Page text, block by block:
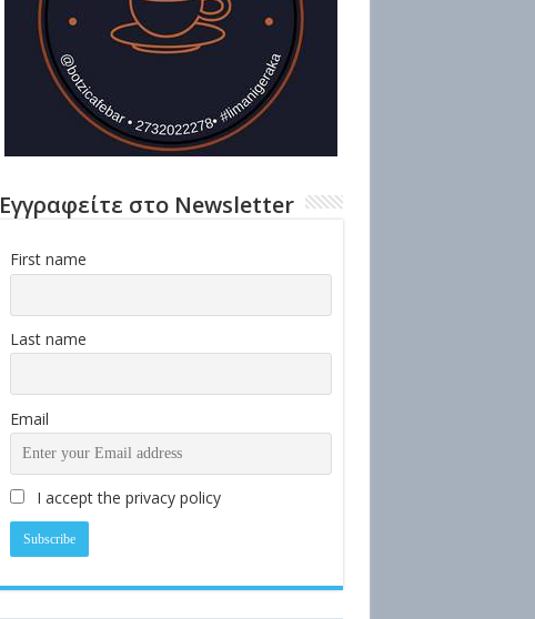
Εγγραφείτε στο Newsletter
First name
Last name
Email
I accept the privacy policy